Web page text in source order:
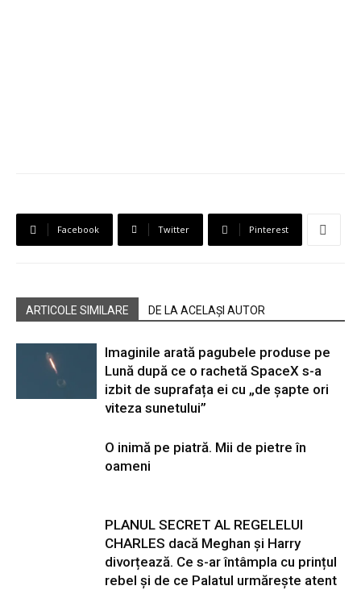
Facebook Twitter Pinterest
ARTICOLE SIMILARE DE LA ACELAȘI AUTOR
Imaginile arată pagubele produse pe
Lună după ce o rachetă SpaceX s-a
izbit de suprafața ei cu „de șapte ori
viteza sunetului”
O inimă pe piatră. Mii de pietre în
oameni
PLANUL SECRET AL REGELELUI
CHARLES dacă Meghan și Harry
divorțează. Ce s-ar întâmpla cu prințul
rebel și de ce Palatul urmărește atent